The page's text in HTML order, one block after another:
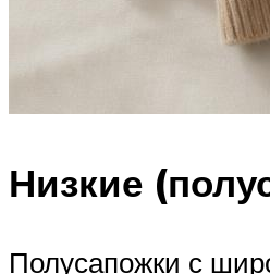
Низкие
Полусапожки с